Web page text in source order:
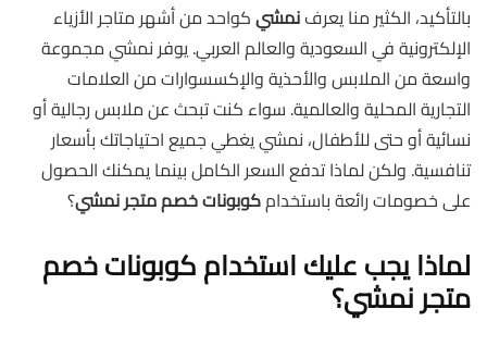
بالتأكيد، الكثير منا يعرفنمشيكواحد من أشهر متاجر الأزياء
الإلكترونية في السعودية والعالم العربي. يوفر نمشي مجموعة
واسعة من الملابس والأحذية والإكسسوارات من العلامات
التجارية المحلية والعالمية. سواء كنت تبحث عن ملابس رجالية أو
نسائية أو حتى للأطفال، نمشي يغطي جميع احتياجاتك بأسعار
تنافسية. ولكن لماذا تدفع السعر الكامل بينما يمكنك الحصول
على خصومات رائعة باستخدامكوبونات خصم متجر نمشي؟
لماذا يجب عليك استخدام كوبونات خصم
متجر نمشي؟